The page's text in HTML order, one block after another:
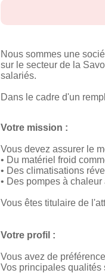
Nous sommes une
sur le secteur de la
salariés.
Dans le cadre d'un
Votre mission :
Vous devez assurer le
• Du matériel froid
• Des climatisations
• Des pompes à chaleur
Vous êtes titulaire de
Votre profil :
Vous avez de
Vos principales qualités